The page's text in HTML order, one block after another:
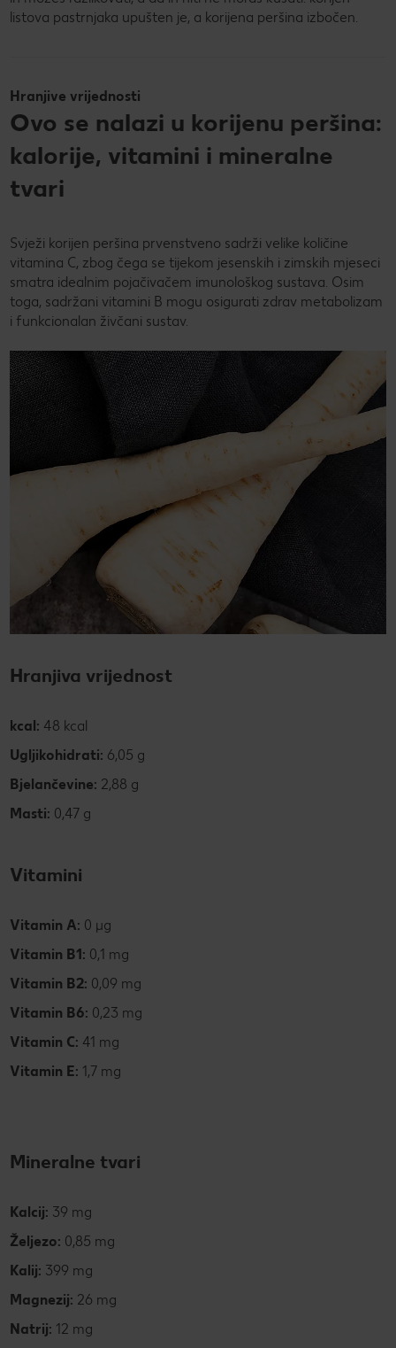
listova pastrnjaka upušten je, a korijena peršina izbočen.
Hranjive vrijednosti
Ovo se nalazi u korijenu peršina:
kalorije, vitamini i mineralne
tvari
Svježi korijen peršina prvenstveno sadrži velike količine
vitamina C, zbog čega se tijekom jesenskih i zimskih mjeseci
smatra idealnim pojačivačem imunološkog sustava. Osim
toga, sadržani vitamini B mogu osigurati zdrav metabolizam
i funkcionalan živčani sustav.
Hranjiva vrijednost
kcal: 48 kcal
Ugljikohidrati: 6,05 g
Bjelančevine: 2,88 g
Masti: 0,47 g
Vitamini
Vitamin A: 0 µg
Vitamin B1: 0,1 mg
Vitamin B2: 0,09 mg
Vitamin B6: 0,23 mg
Vitamin C: 41 mg
Vitamin E: 1,7 mg
Mineralne tvari
Kalcij: 39 mg
Željezo: 0,85 mg
Kalij: 399 mg
Magnezij: 26 mg
Natrij: 12 mg